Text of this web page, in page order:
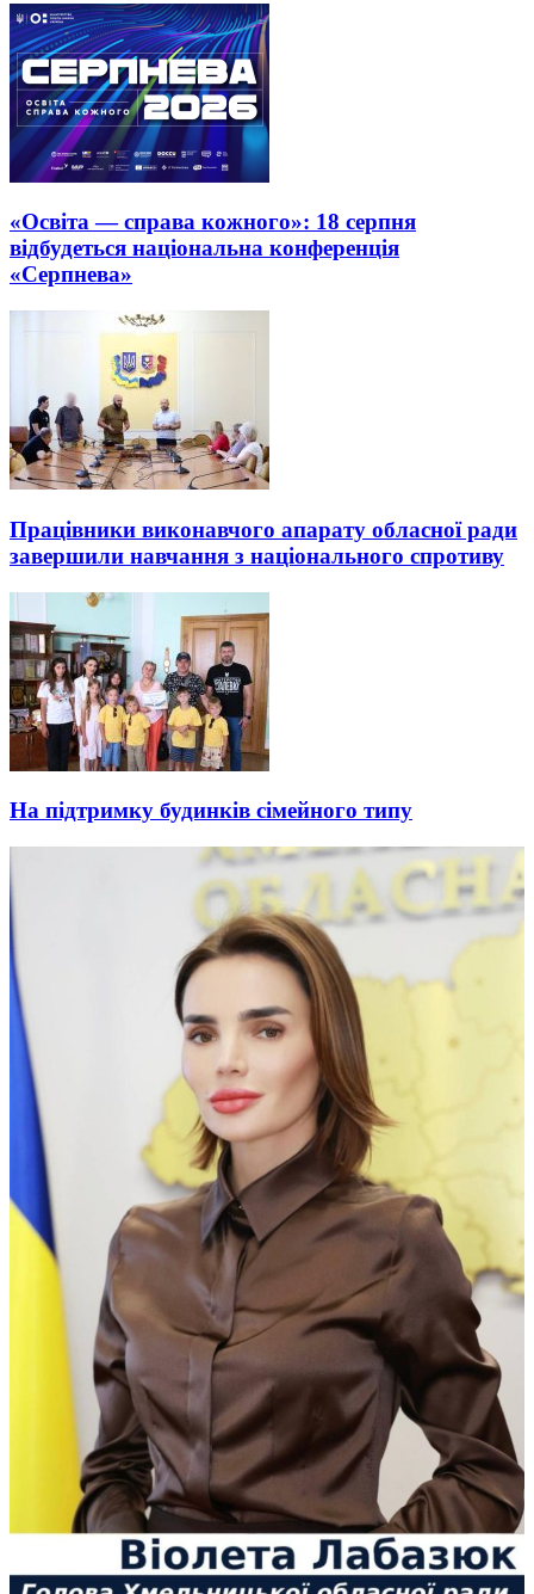
«Освіта — справа кожного»: 18 серпня
відбудеться національна конференція
«Серпнева»
Працівники виконавчого апарату обласної ради
завершили навчання з національного спротиву
На підтримку будинків сімейного типу